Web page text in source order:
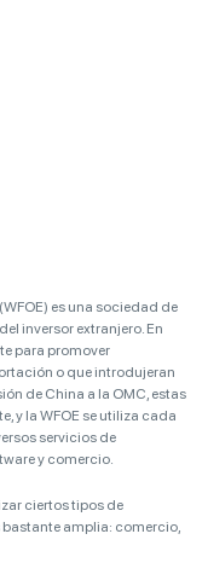
es una sociedad de
inversor extranjero. En
para promover
o que introdujeran
de China a la OMC, estas
y la WFOE se utiliza cada
servicios de
y comercio.
ciertos tipos de
amplia: comercio,